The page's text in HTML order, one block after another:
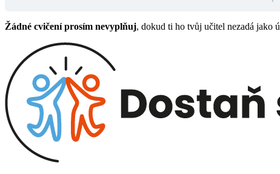
Žádné cvičení prosím nevyplňuj, dokud ti ho tvůj učitel nezadá jako